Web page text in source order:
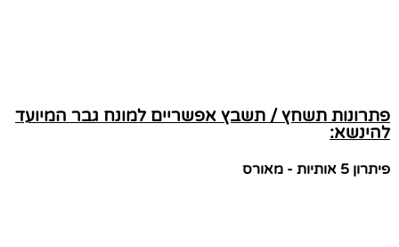
פתרונות תשחץ / תשבץ אפשריים למונח גבר המיועד
להינשא:
פיתרון 5 אותיות - מאורס